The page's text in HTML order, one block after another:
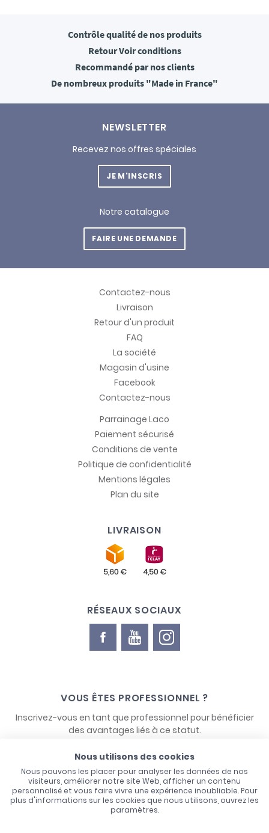
Contrôle qualitéde nos produits
RetourVoir conditions
Recommandépar nos clients
De nombreux produits "Made in France"
NEWSLETTER
Recevez nos offres spéciales
JE M'INSCRIS
Notre catalogue
FAIRE UNE DEMANDE
Contactez-nous
Livraison
Retour d'un produit
FAQ
La société
Magasin d'usine
Facebook
Contactez-nous
Parrainage Laco
Paiement sécurisé
Conditions de vente
Politique de confidentialité
Mentions légales
Plan du site
LIVRAISON
RÉSEAUX SOCIAUX
VOUS ÊTES PROFESSIONNEL ?
Inscrivez-vous en tant que professionnel pour bénéficier
des avantages liés à ce statut.
Nous utilisons des cookies
Nous pouvons les placer pour analyser les données de nos
visiteurs, améliorer notre site Web, afficher un contenu
personnalisé et vous faire vivre une expérience inoubliable. Pour
plus d'informations sur les cookies que nous utilisons, ouvrez les
paramètres.